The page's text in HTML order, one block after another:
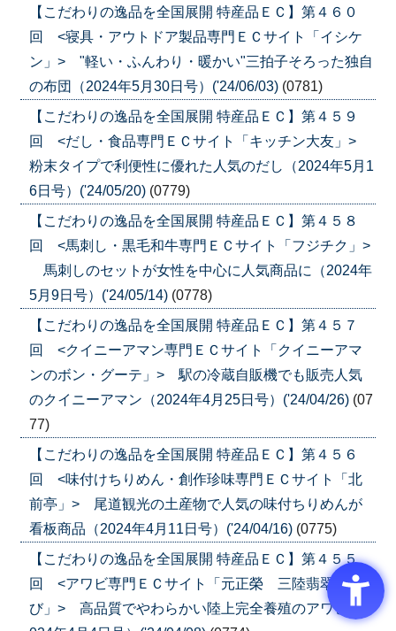
【こだわりの逸品を全国展開 特産品ＥＣ】第４６０
回 <寝具・アウトドア製品専門ＥＣサイト「イシケ
ン」> "軽い・ふんわり・暖かい"三拍子そろった独自
の布団（2024年5月30日号）('24/06/03) (0781)
【こだわりの逸品を全国展開 特産品ＥＣ】第４５９
回 <だし・食品専門ＥＣサイト「キッチン大友」>
粉末タイプで利便性に優れた人気のだし（2024年5月1
6日号）('24/05/20) (0779)
【こだわりの逸品を全国展開 特産品ＥＣ】第４５８
回 <馬刺し・黒毛和牛専門ＥＣサイト「フジチク」>
馬刺しのセットが女性を中心に人気商品に（2024年
5月9日号）('24/05/14) (0778)
【こだわりの逸品を全国展開 特産品ＥＣ】第４５７
回 <クイニーアマン専門ＥＣサイト「クイニーアマ
ンのボン・グーテ」> 駅の冷蔵自販機でも販売人気
のクイニーアマン（2024年4月25日号）('24/04/26) (07
77)
【こだわりの逸品を全国展開 特産品ＥＣ】第４５６
回 <味付けちりめん・創作珍味専門ＥＣサイト「北
前亭」> 尾道観光の土産物で人気の味付ちりめんが
看板商品（2024年4月11日号）('24/04/16) (0775)
【こだわりの逸品を全国展開 特産品ＥＣ】第４５５
回 <アワビ専門ＥＣサイト「元正榮 三陸翡翠あわ
び」> 高品質でやわらかい陸上完全養殖のアワビ（2